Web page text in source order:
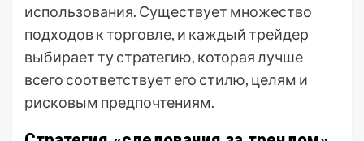
использования. Существует множество
подходов к торговле, и каждый трейдер
выбирает ту стратегию, которая лучше
всего соответствует его стилю, целям и
рисковым предпочтениям.